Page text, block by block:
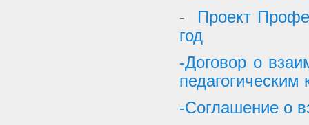
- Проект
год
-Договор о
-Соглашение о